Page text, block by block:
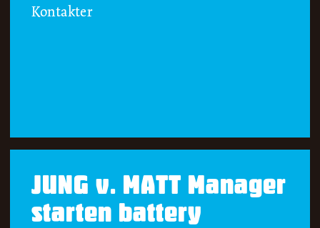
Kontakter
JUNG v. MATT Manager
starten battery